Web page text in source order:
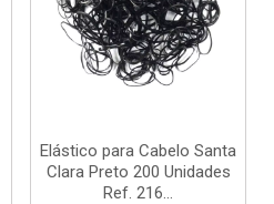
Elástico para Cabelo Santa
Clara Preto 200 Unidades
Ref. 216...